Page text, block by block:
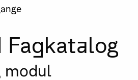
modul